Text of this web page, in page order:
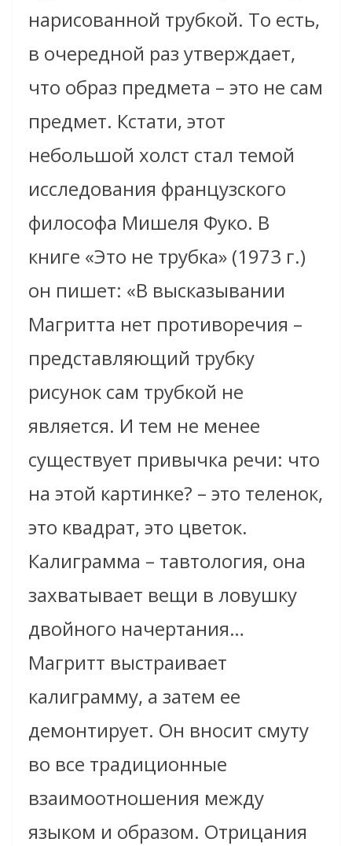
нарисованной трубкой. То есть,
в очередной раз утверждает,
что образ предмета – это не сам
предмет. Кстати, этот
небольшой холст стал темой
исследования французского
философа Мишеля Фуко. В
книге «Это не трубка» (1973 г.)
он пишет: «В высказывании
Магритта нет противоречия –
представляющий трубку
рисунок сам трубкой не
является. И тем не менее
существует привычка речи: что
на этой картинке? – это теленок,
это квадрат, это цветок.
Калиграмма – тавтология, она
захватывает вещи в ловушку
двойного начертания…
Магритт выстраивает
калиграмму, а затем ее
демонтирует. Он вносит смуту
во все традиционные
взаимоотношения между
языком и образом. Отрицания